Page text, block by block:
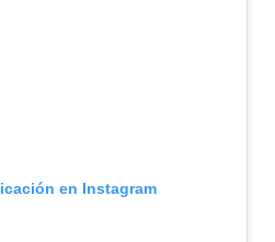
en Instagram